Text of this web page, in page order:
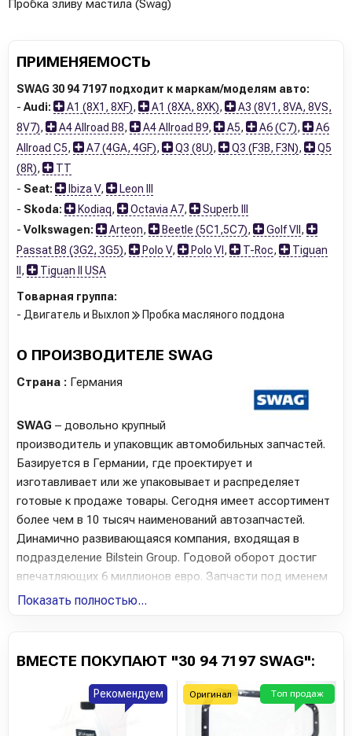
Пробка зливу мастила (Swag)
ПРИМЕНЯЕМОСТЬ
SWAG 30 94 7197 подходит к маркам/моделям авто:
- Audi: A1 (8X1, 8XF), A1 (8XA, 8XK),
A3 (8V1, 8VA, 8VS,
8V7), A4 Allroad B8, A4 Allroad B9, A5, A6 (C7),
A6
Allroad C5, A7 (4GA, 4GF), Q3 (8U), Q3 (F3B, F3N),
Q5
(8R),
TT
- Seat: Ibiza V,
Leon III
- Skoda: Kodiaq, Octavia A7,
Superb III
- Volkswagen: Arteon, Beetle (5C1,5C7), Golf VII ,
Passat B8 (3G2, 3G5), Polo V, Polo VI , T-Roc,
Tiguan
, Tiguan II USA
Товарная группа:
- Двигатель и Выхлоп
Пробка масляного поддона
О ПРОИЗВОДИТЕЛЕ SWAG
Страна : Германия
SWAG – довольно крупный
производитель и упаковщик автомобильных запчастей.
Базируется в Германии, где проектирует и
изготавливает или же упаковывает и распределяет
готовые к продаже товары. Сегодня имеет ассортимент
более чем в 10 тысяч наименований автозапчастей.
Динамично развивающаяся компания, входящая в
подразделение Bilstein Group. Годовой оборот достиг
впечатляющих 6 миллионов евро. Запчасти под именем
компании имеют сертификат качества ISO 9001:2008.
технические жидкости, различного рода защитные
резинометаллических изделий, детали тормоза,
элементы автомобильной электрики и рулевого
Показать полностью...
ВМЕСТЕ ПОКУПАЮТ "30 94 7197 SWAG":
Рекомендуем Топ продаж
Оригинал